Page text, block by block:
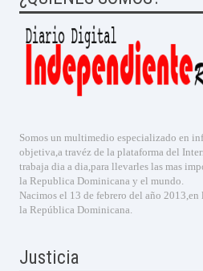
Somos un multimedio especializado en
objetiva,a travéz de la plataforma del
trabaja dia a dia,para llevarles las mas
la Republica Dominicana y el mundo.
Nacimos el 13 de febrero del año
la República Dominicana.
Justicia